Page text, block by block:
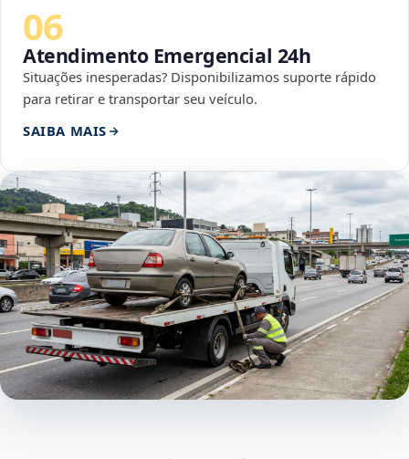
06
Atendimento Emergencial 24h
Situações inesperadas? Disponibilizamos suporte rápido
para retirar e transportar seu veículo.
SAIBA MAIS